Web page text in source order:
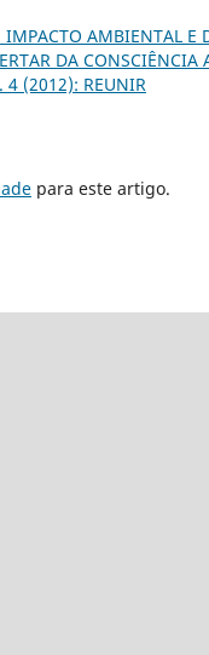
AMBIENTAL E
DA CONSCIÊNCIA
(2012): REUNIR
para este artigo.